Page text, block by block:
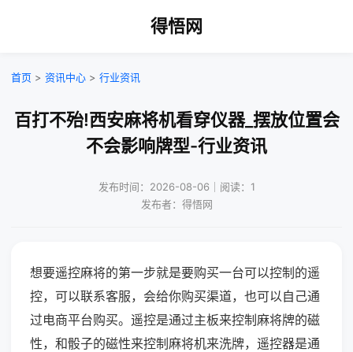
得悟网
首页 > 资讯中心 > 行业资讯
百打不殆!西安麻将机看穿仪器_摆放位置会
不会影响牌型-行业资讯
发布时间：2026-08-06｜阅读：1
发布者：得悟网
想要遥控麻将的第一步就是要购买一台可以控制的遥
控，可以联系客服，会给你购买渠道，也可以自己通
过电商平台购买。遥控是通过主板来控制麻将牌的磁
性，和骰子的磁性来控制麻将机来洗牌，遥控器是通